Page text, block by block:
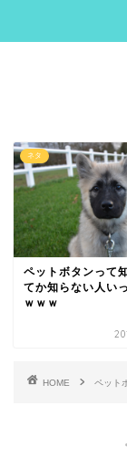
ネタ
ペットボタンって
てか知らない人い
ｗｗｗ
HOME ペット